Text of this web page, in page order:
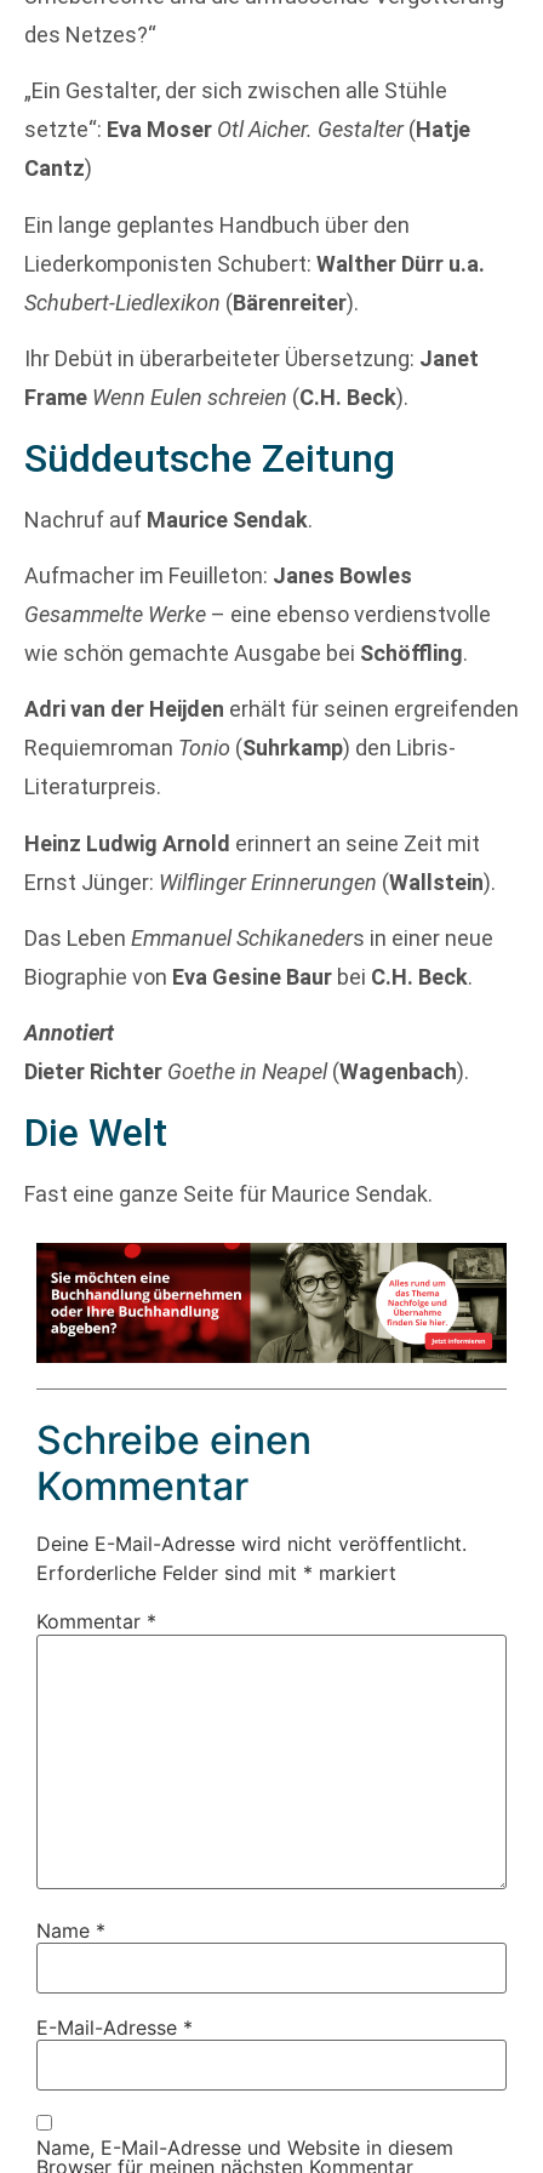
des Netzes?“
„Ein Gestalter, der sich zwischen alle Stühle
setzte“: Eva Moser Otl Aicher. Gestalter(Hatje
Cantz)
Ein lange geplantes Handbuch über den
Liederkomponisten Schubert: Walther Dürr u.a.
Schubert-Liedlexikon (Bärenreiter).
Ihr Debüt in überarbeiteter Übersetzung: Janet
Frame Wenn Eulen schreien (C.H. Beck).
Süddeutsche Zeitung
Nachruf auf Maurice Sendak.
Aufmacher im Feuilleton: Janes Bowles
Gesammelte Werke – eine ebenso verdienstvolle
wie schön gemachte Ausgabe bei Schöffling.
Adri van der Heijden erhält für seinen ergreifenden
Requiemroman Tonio (Suhrkamp) den Libris-
Literaturpreis.
Heinz Ludwig Arnold erinnert an seine Zeit mit
Ernst Jünger: Wilflinger Erinnerungen (Wallstein).
Das Leben Emmanuel Schikaneders in einer neue
Biographie von Eva Gesine Baur bei C.H. Beck.
Annotiert
Dieter Richter Goethe in Neapel(Wagenbach).
Die Welt
Fast eine ganze Seite für Maurice Sendak.
Schreibe einen
Kommentar
Deine E-Mail-Adresse wird nicht veröffentlicht.
Erforderliche Felder sind mit * markiert
Kommentar *
Name *
E-Mail-Adresse *
Name, E-Mail-Adresse und Website in diesem
Browser für meinen nächsten Kommentar